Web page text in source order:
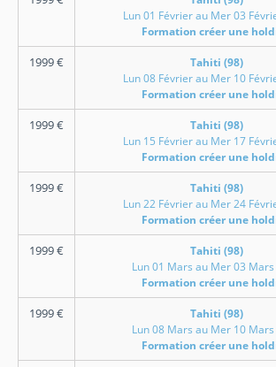
Lun 01 Février au Mer 03
Formation créer une
1999€
Tahiti (98)
Lun 08 Février au Mer 10
Formation créer une
1999€
Tahiti (98)
Lun 15 Février au Mer 17
Formation créer une
1999€
Tahiti (98)
Lun 22 Février au Mer 24
Formation créer une
1999€
Tahiti (98)
Lun 01 Mars au Mer 03
Formation créer une
1999€
Tahiti (98)
Lun 08 Mars au Mer 10
Formation créer une